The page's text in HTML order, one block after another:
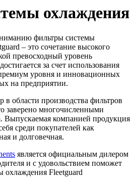
охлаждения
фильтры системы
– это сочетание высокого
превосходный уровень
за счет использования
уровня и инновационных
на предприятии.
области производства фильтров
заверено многочисленными
Выпускаемая компанией продукция
среди покупателей как
и долговечная.
является официальным дилером
и с удовольствием поможет
охлаждения Fleetguard